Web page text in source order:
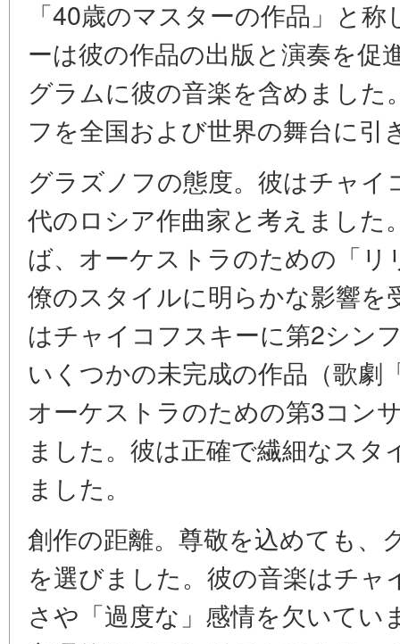
「40歳のマスターの作品」と
ーは彼の作品の出版と演奏を促
グラムに彼の音楽を含めまし
フを全国および世界の舞台に引
グラズノフの態度。彼はチャ
代のロシア作曲家と考えました
ば、オーケストラのための「リ
僚のスタイルに明らかな影響
はチャイコフスキーに第2シン
いくつかの未完成の作品（歌劇
オーケストラのための第3コン
ました。彼は正確で繊細なス
ました。
創作の距離。尊敬を込めても、
を選びました。彼の音楽はチ
さや「過度な」感情を欠いて